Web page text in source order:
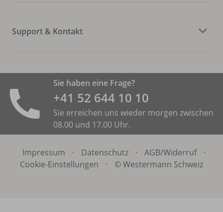
Support & Kontakt
Sie haben eine Frage?
+41 52 644 10 10
Sie erreichen uns wieder morgen zwischen
08.00 und 17.00 Uhr.
Impressum · Datenschutz · AGB/Widerruf
·
Cookie-Einstellungen
· © Westermann Schweiz